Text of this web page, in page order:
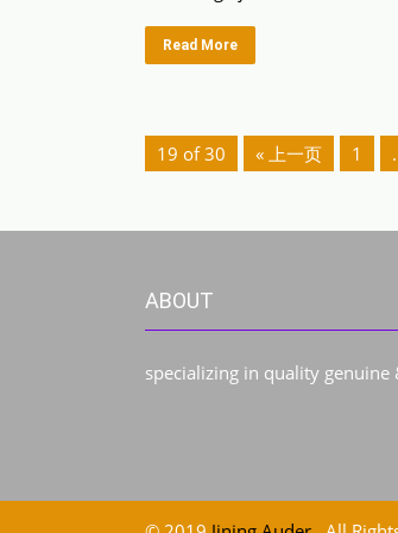
Read More
19 of 30 « 上一页 1
ABOUT
specializing in quality